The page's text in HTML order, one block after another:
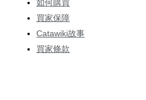
如何購買
買家保障
Catawiki故事
買家條款